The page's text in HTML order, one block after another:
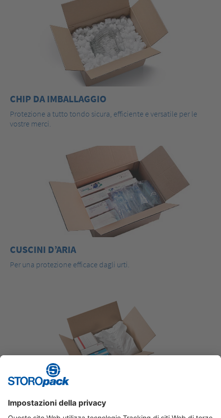
CHIP DA IMBALLAGGIO
Protezione a tutto tondo sicura, efficiente e versatile per le
vostre merci.
CUSCINI D’ARIA
Per una protezione efficace dagli urti.
IMBOTTITURA DI CARTA
Forme ottimali per un’imbottitura ottimale.